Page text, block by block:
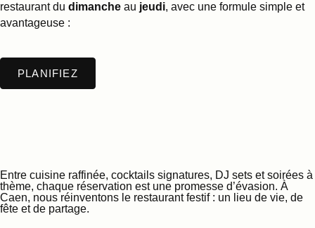
restaurant du dimanche au jeudi, avec une formule simple et
avantageuse :
PLANIFIEZ
Entre cuisine raffinée, cocktails signatures, DJ sets et soirées à
thème, chaque réservation est une promesse d’évasion. À
Caen, nous réinventons le restaurant festif : un lieu de vie, de
fête et de partage.